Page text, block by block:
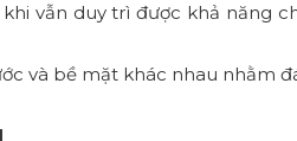
vẫn duy trì được khả
và bề mặt khác nhau nhằm